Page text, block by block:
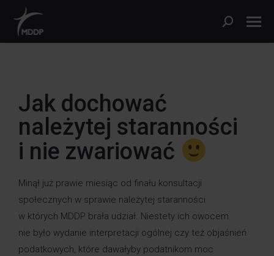
Jak dochować
należytej staranności
i nie zwariować
Minął już prawie miesiąc od finału konsultacji
społecznych w sprawie należytej staranności
w których MDDP brała udział. Niestety ich owocem
nie było wydanie interpretacji ogólnej czy też objaśnień
podatkowych, które dawałyby podatnikom moc